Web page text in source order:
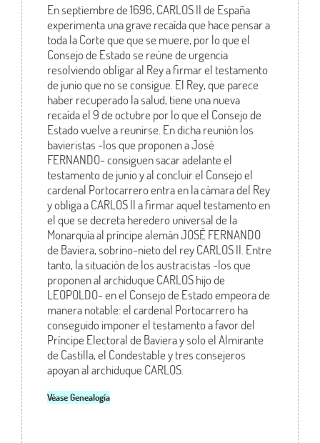
En septiembre de 1696, CARLOS II de España
experimenta una grave recaída que hace pensar a
toda la Corte que que se muere, por lo que el
Consejo de Estado se reúne de urgencia
resolviendo obligar al Rey a firmar el testamento
de junio que no se consigue. El Rey, que parece
haber recuperado la salud, tiene una nueva
recaída el 9 de octubre por lo que el Consejo de
Estado vuelve a reunirse. En dicha reunión los
bavieristas -los que proponen a José
FERNANDO- consiguen sacar adelante el
testamento de junio y al concluir el Consejo el
cardenal Portocarrero entra en la cámara del Rey
y obliga a CARLOS II a firmar aquel testamento en
el que se decreta heredero universal de la
Monarquía al príncipe alemán JOSÉ FERNANDO
de Baviera, sobrino-nieto del rey CARLOS II. Entre
tanto, la situación de los austracistas -los que
proponen al archiduque CARLOS hijo de
LEOPOLDO- en el Consejo de Estado empeora de
manera notable: el cardenal Portocarrero ha
conseguido imponer el testamento a favor del
Príncipe Electoral de Baviera y solo el Almirante
de Castilla, el Condestable y tres consejeros
apoyan al archiduque CARLOS.
Véase Genealogía